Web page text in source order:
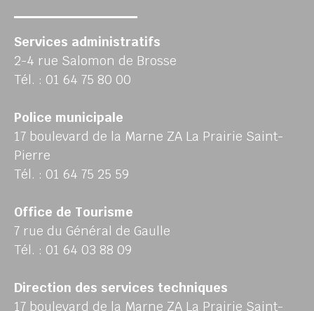
Services administratifs
2-4 rue Salomon de Brosse
Tél. : 01 64 75 80 00
Police municipale
17 boulevard de la Marne ZA La Prairie Saint-
Pierre
Tél. : 01 64 75 25 59
Office de Tourisme
7 rue du Général de Gaulle
Tél. : 01 64 03 88 09
Direction des services techniques
17 boulevard de la Marne ZA La Prairie Saint-